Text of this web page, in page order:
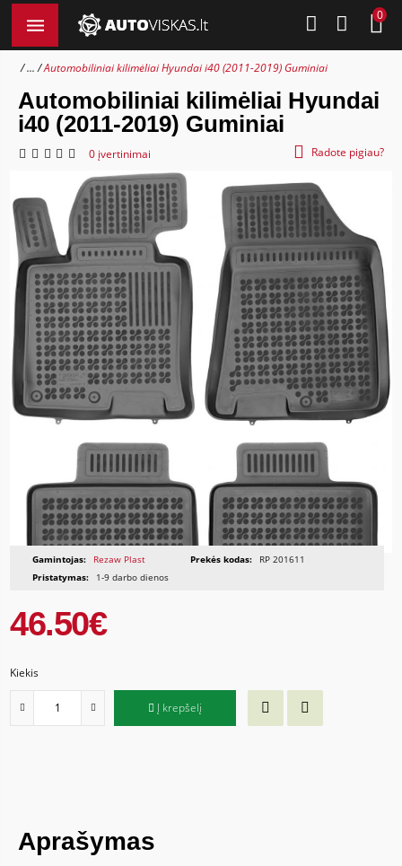
0
... Automobiliniai kilimėliai Hyundai i40 (2011-2019) Guminiai
Automobiliniai kilimėliai Hyundai
i40 (2011-2019) Guminiai
0 įvertinimai Radote pigiau?
Gamintojas: Rezaw Plast Prekės kodas:
RP 201611
Pristatymas:
1-9 darbo dienos
46.50€
Kiekis
Į krepšelį
Aprašymas